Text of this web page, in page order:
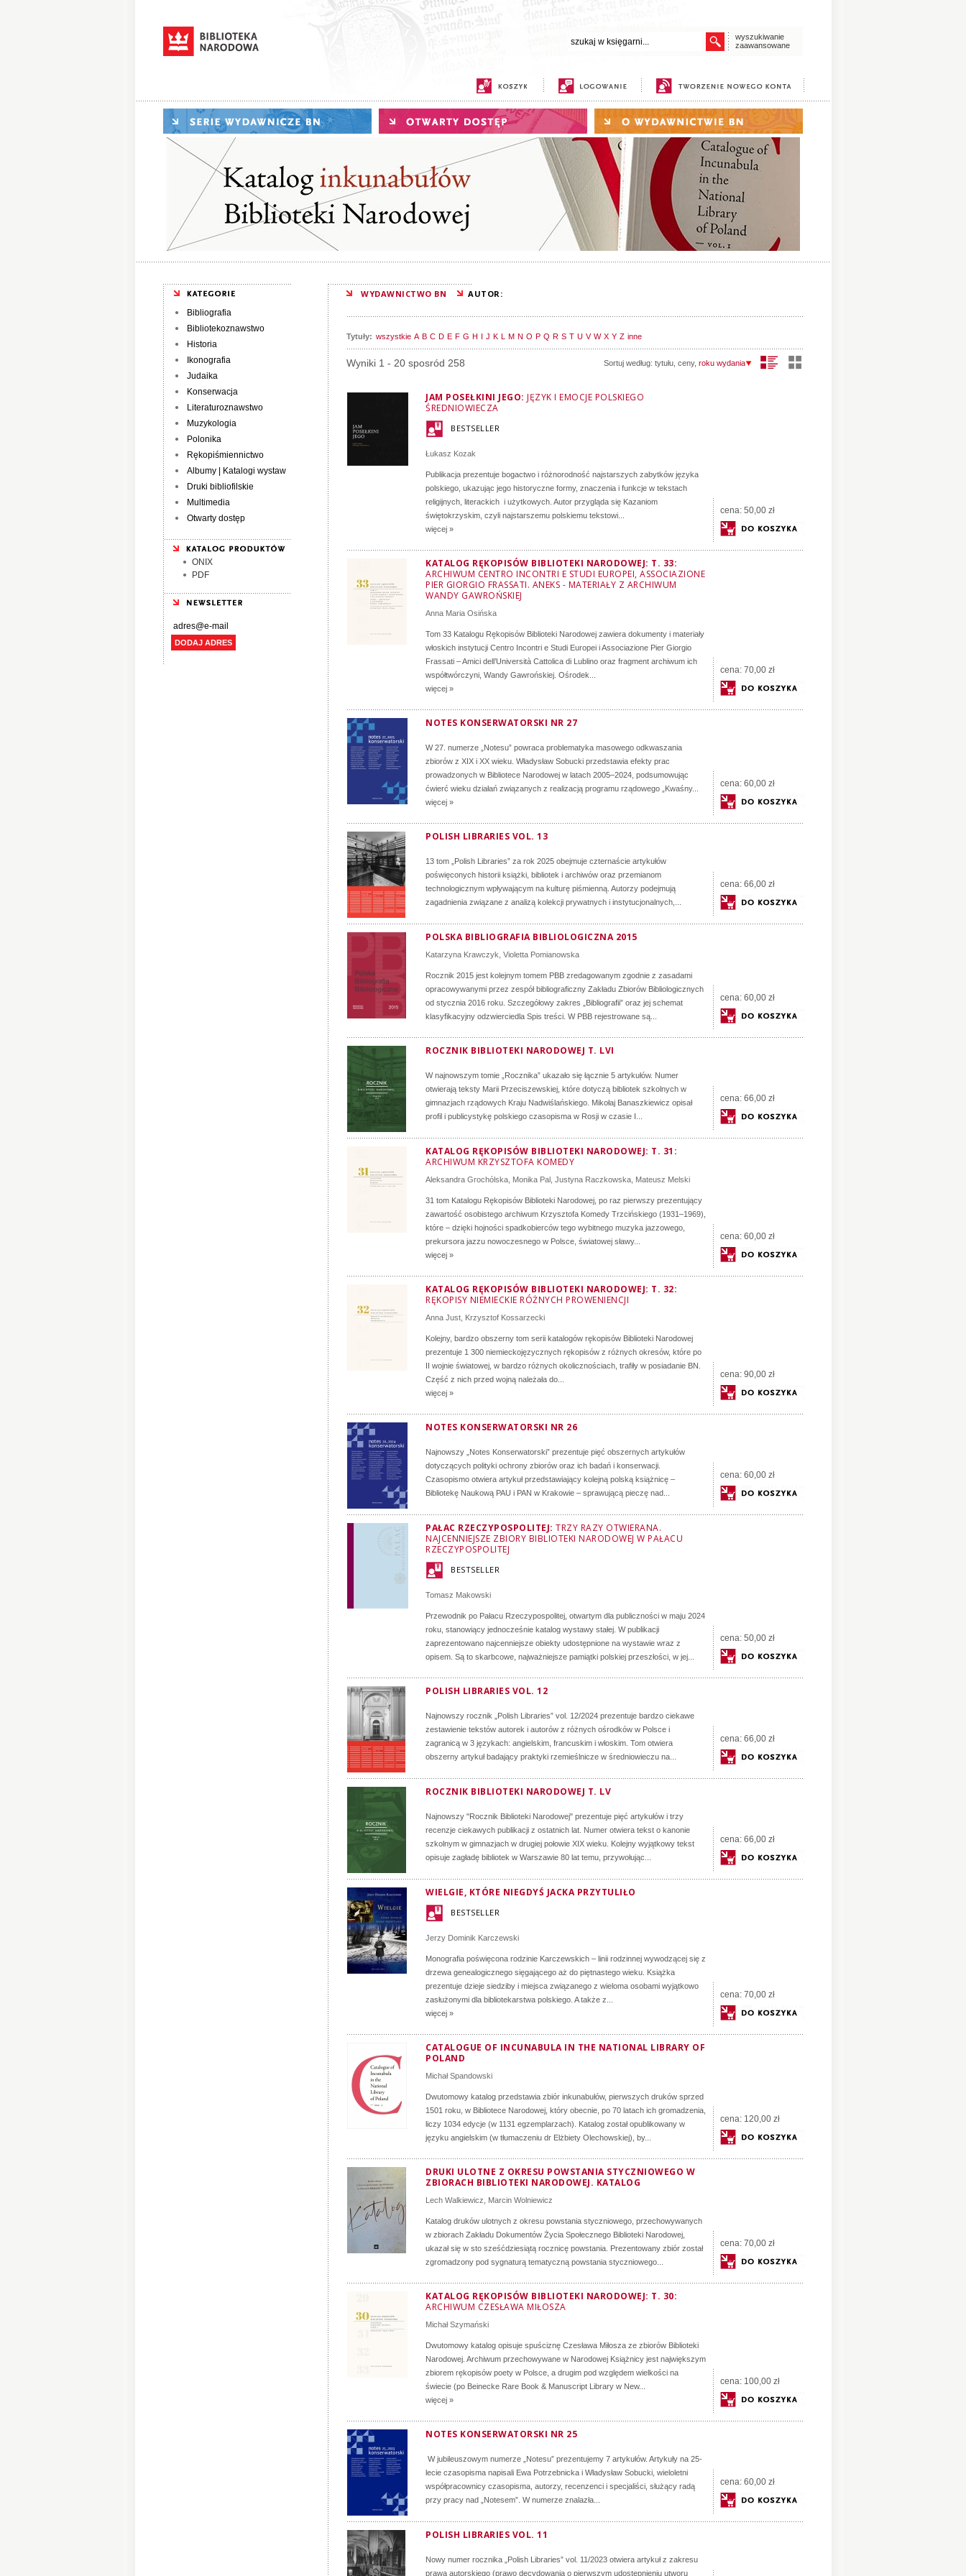
wyszukiwanie
zaawansowane
Bibliografia
Bibliotekoznawstwo
Historia
Ikonografia
Judaika
Konserwacja
Literaturoznawstwo
Muzykologia
Polonika
Rękopiśmiennictwo
Albumy | Katalogi wystaw
Druki bibliofilskie
Multimedia
Otwarty dostęp
ONIX
PDF
DODAJ ADRES
WYDAWNICTWO BN AUTOR:
Tytuły: wszystkie A B C D E F G H I J K L M N O P Q R S T U V W X Y Z inne
Sortuj według: tytułu ceny, roku wydania
Wyniki 1 - 20 sposród 258
JAM POSEŁKINI JEGO: JĘZYK I EMOCJE POLSKIEGO
ŚREDNIOWIECZA
BESTSELLER
Łukasz Kozak
Publikacja prezentuje bogactwo i różnorodność najstarszych zabytków języka
polskiego, ukazując jego historyczne formy, znaczenia i funkcje w tekstach
religijnych, literackich i użytkowych. Autor przygląda się Kazaniom
świętokrzyskim, czyli najstarszemu polskiemu tekstowi...
więcej »
cena: 50,00 zł
KATALOG RĘKOPISÓW BIBLIOTEKI NARODOWEJ: T. 33:
ARCHIWUM CENTRO INCONTRI E STUDI EUROPEI, ASSOCIAZIONE
PIER GIORGIO FRASSATI. ANEKS - MATERIAŁY Z ARCHIWUM
WANDY GAWROŃSKIEJ
Anna Maria Osińska
Tom 33 Katalogu Rękopisów Biblioteki Narodowej zawiera dokumenty i materiały
włoskich instytucji Centro Incontri e Studi Europei i Associazione Pier Giorgio
Frassati – Amici dell’Università Cattolica di Lublino oraz fragment archiwum ich
współtwórczyni, Wandy Gawrońskiej. Ośrodek...
więcej »
cena: 70,00 zł
NOTES KONSERWATORSKI NR 27
W 27. numerze „Notesu” powraca problematyka masowego odkwaszania
zbiorów z XIX i XX wieku. Władysław Sobucki przedstawia efekty prac
prowadzonych w Bibliotece Narodowej w latach 2005–2024, podsumowując
ćwierć wieku działań związanych z realizacją programu rządowego „Kwaśny...
więcej »
cena: 60,00 zł
POLISH LIBRARIES VOL. 13
13 tom „Polish Libraries” za rok 2025 obejmuje czternaście artykułów
poświęconych historii książki, bibliotek i archiwów oraz przemianom
technologicznym wpływającym na kulturę piśmienną. Autorzy podejmują
zagadnienia związane z analizą kolekcji prywatnych i instytucjonalnych,...
cena: 66,00 zł
POLSKA BIBLIOGRAFIA BIBLIOLOGICZNA 2015
Katarzyna Krawczyk Violetta Pomianowska
Rocznik 2015 jest kolejnym tomem PBB zredagowanym zgodnie z zasadami
opracowywanymi przez zespół bibliograficzny Zakładu Zbiorów Bibliologicznych
od stycznia 2016 roku. Szczegółowy zakres „Bibliografii” oraz jej schemat
klasyfikacyjny odzwierciedla Spis treści. W PBB rejestrowane są...
cena: 60,00 zł
ROCZNIK BIBLIOTEKI NARODOWEJ T. LVI
W najnowszym tomie „Rocznika” ukazało się łącznie 5 artykułów. Numer
otwierają teksty Marii Przeciszewskiej, które dotyczą bibliotek szkolnych w
gimnazjach rządowych Kraju Nadwiślańskiego. Mikołaj Banaszkiewicz opisał
profil i publicystykę polskiego czasopisma w Rosji w czasie I...
cena: 66,00 zł
KATALOG RĘKOPISÓW BIBLIOTEKI NARODOWEJ: T. 31:
ARCHIWUM KRZYSZTOFA KOMEDY
Aleksandra Grochólska Monika Pal Justyna Raczkowska Mateusz Melski
31 tom Katalogu Rękopisów Biblioteki Narodowej, po raz pierwszy prezentujący
zawartość osobistego archiwum Krzysztofa Komedy Trzcińskiego (1931–1969),
które – dzięki hojności spadkobierców tego wybitnego muzyka jazzowego,
prekursora jazzu nowoczesnego w Polsce, światowej sławy...
więcej »
cena: 60,00 zł
KATALOG RĘKOPISÓW BIBLIOTEKI NARODOWEJ: T. 32:
RĘKOPISY NIEMIECKIE RÓŻNYCH PROWENIENCJI
Anna Just Krzysztof Kossarzecki
Kolejny, bardzo obszerny tom serii katalogów rękopisów Biblioteki Narodowej
prezentuje 1 300 niemieckojęzycznych rękopisów z różnych okresów, które po
II wojnie światowej, w bardzo różnych okolicznościach, trafiły w posiadanie BN.
Część z nich przed wojną należała do...
więcej »
cena: 90,00 zł
NOTES KONSERWATORSKI NR 26
Najnowszy „Notes Konserwatorski” prezentuje pięć obszernych artykułów
dotyczących polityki ochrony zbiorów oraz ich badań i konserwacji.
Czasopismo otwiera artykuł przedstawiający kolejną polską książnicę –
Bibliotekę Naukową PAU i PAN w Krakowie – sprawującą pieczę nad...
cena: 60,00 zł
PAŁAC RZECZYPOSPOLITEJ: TRZY RAZY OTWIERANA.
NAJCENNIEJSZE ZBIORY BIBLIOTEKI NARODOWEJ W PAŁACU
RZECZYPOSPOLITEJ
BESTSELLER
Tomasz Makowski
Przewodnik po Pałacu Rzeczypospolitej, otwartym dla publiczności w maju 2024
roku, stanowiący jednocześnie katalog wystawy stałej. W publikacji
zaprezentowano najcenniejsze obiekty udostępnione na wystawie wraz z
opisem. Są to skarbcowe, najważniejsze pamiątki polskiej przeszłości, w jej...
cena: 50,00 zł
POLISH LIBRARIES VOL. 12
Najnowszy rocznik „Polish Libraries” vol. 12/2024 prezentuje bardzo ciekawe
zestawienie tekstów autorek i autorów z różnych ośrodków w Polsce i
zagranicą w 3 językach: angielskim, francuskim i włoskim. Tom otwiera
obszerny artykuł badający praktyki rzemieślnicze w średniowieczu na...
cena: 66,00 zł
ROCZNIK BIBLIOTEKI NARODOWEJ T. LV
Najnowszy "Rocznik Biblioteki Narodowej" prezentuje pięć artykułów i trzy
recenzje ciekawych publikacji z ostatnich lat. Numer otwiera tekst o kanonie
szkolnym w gimnazjach w drugiej połowie XIX wieku. Kolejny wyjątkowy tekst
opisuje zagładę bibliotek w Warszawie 80 lat temu, przywołując...
cena: 66,00 zł
WIELGIE, KTÓRE NIEGDYŚ JACKA PRZYTULIŁO
BESTSELLER
Jerzy Dominik Karczewski
Monografia poświęcona rodzinie Karczewskich – linii rodzinnej wywodzącej się z
drzewa genealogicznego sięgającego aż do piętnastego wieku. Książka
prezentuje dzieje siedziby i miejsca związanego z wieloma osobami wyjątkowo
zasłużonymi dla bibliotekarstwa polskiego. A także z...
więcej »
cena: 70,00 zł
CATALOGUE OF INCUNABULA IN THE NATIONAL LIBRARY OF
POLAND
Michał Spandowski
Dwutomowy katalog przedstawia zbiór inkunabułów, pierwszych druków sprzed
1501 roku, w Bibliotece Narodowej, który obecnie, po 70 latach ich gromadzenia,
liczy 1034 edycje (w 1131 egzemplarzach). Katalog został opublikowany w
języku angielskim (w tłumaczeniu dr Elżbiety Olechowskiej), by...
cena: 120,00 zł
DRUKI ULOTNE Z OKRESU POWSTANIA STYCZNIOWEGO W
ZBIORACH BIBLIOTEKI NARODOWEJ. KATALOG
Lech Walkiewicz Marcin Wolniewicz
Katalog druków ulotnych z okresu powstania styczniowego, przechowywanych
w zbiorach Zakładu Dokumentów Życia Społecznego Biblioteki Narodowej,
ukazał się w sto sześćdziesiątą rocznicę powstania. Prezentowany zbiór został
zgromadzony pod sygnaturą tematyczną powstania styczniowego...
cena: 70,00 zł
KATALOG RĘKOPISÓW BIBLIOTEKI NARODOWEJ: T. 30:
ARCHIWUM CZESŁAWA MIŁOSZA
Michał Szymański
Dwutomowy katalog opisuje spuściznę Czesława Miłosza ze zbiorów Biblioteki
Narodowej. Archiwum przechowywane w Narodowej Książnicy jest największym
zbiorem rękopisów poety w Polsce, a drugim pod względem wielkości na
świecie (po Beinecke Rare Book & Manuscript Library w New...
więcej »
cena: 100,00 zł
NOTES KONSERWATORSKI NR 25
W jubileuszowym numerze „Notesu” prezentujemy 7 artykułów. Artykuły na 25-
lecie czasopisma napisali Ewa Potrzebnicka i Władysław Sobucki, wieloletni
współpracownicy czasopisma, autorzy, recenzenci i specjaliści, służący radą
przy pracy nad „Notesem”. W numerze znalazła...
cena: 60,00 zł
POLISH LIBRARIES VOL. 11
Nowy numer rocznika „Polish Libraries” vol. 11/2023 otwiera artykuł z zakresu
prawa autorskiego (prawo decydowania o pierwszym udostępnieniu utworu